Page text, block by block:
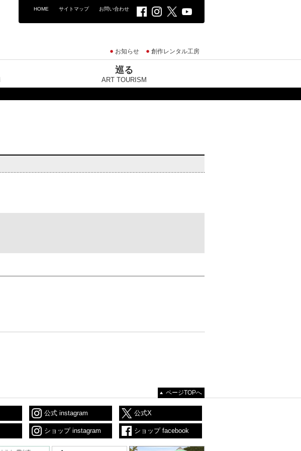
HOME サイトマップ お問い合わせ
お知らせ 創作レンタル工房
巡る
ART TOURISM
ページTOPへ
公式 instagram 公式X
ショップ instagram ショップ facebook